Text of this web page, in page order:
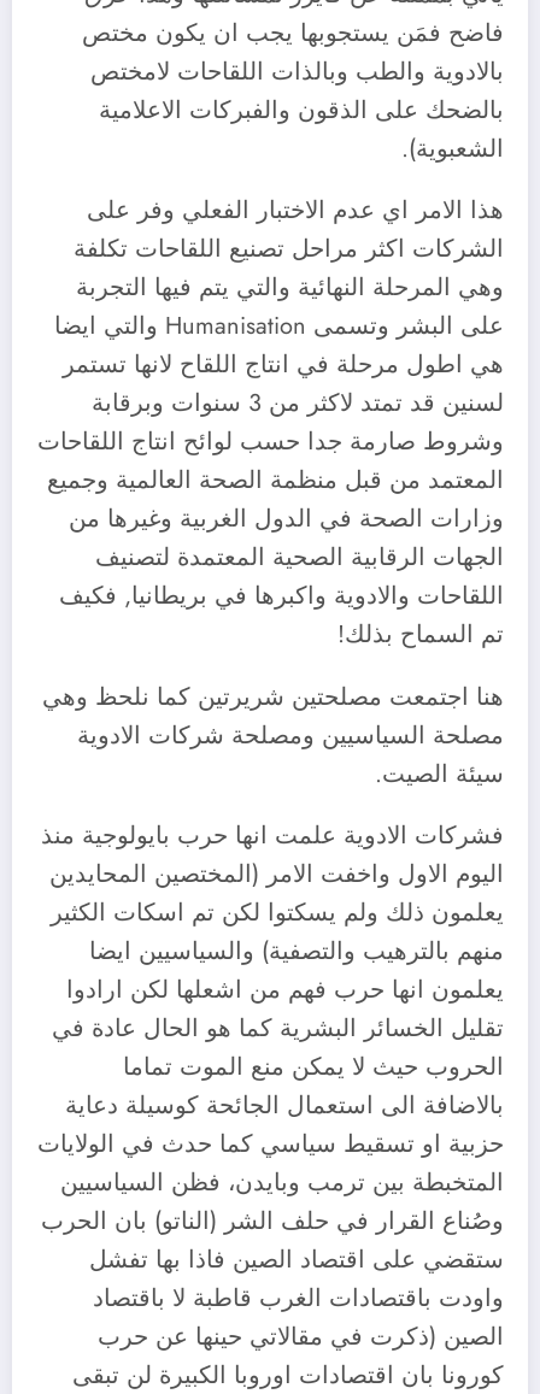
فاضح فمَن يستجوبها يجب ان يكون مختص
بالادوية والطب وبالذات اللقاحات لامختص
بالضحك على الذقون والفبركات الاعلامية
الشعبوية).
هذا الامر اي عدم الاختبار الفعلي وفر على
الشركات اكثر مراحل تصنيع اللقاحات تكلفة
وهي المرحلة النهائية والتي يتم فيها التجربة
على البشر وتسمى Humanisation والتي ايضا
هي اطول مرحلة في انتاج اللقاح لانها تستمر
لسنين قد تمتد لاكثر من 3 سنوات وبرقابة
وشروط صارمة جدا حسب لوائح انتاج اللقاحات
المعتمد من قبل منظمة الصحة العالمية وجميع
وزارات الصحة في الدول الغربية وغيرها من
الجهات الرقابية الصحية المعتمدة لتصنيف
اللقاحات والادوية واكبرها في بريطانيا, فكيف
تم السماح بذلك!
هنا اجتمعت مصلحتين شريرتين كما نلحظ وهي
مصلحة السياسيين ومصلحة شركات الادوية
سيئة الصيت.
فشركات الادوية علمت انها حرب بايولوجية منذ
اليوم الاول واخفت الامر (المختصين المحايدين
يعلمون ذلك ولم يسكتوا لكن تم اسكات الكثير
منهم بالترهيب والتصفية) والسياسيين ايضا
يعلمون انها حرب فهم من اشعلها لكن ارادوا
تقليل الخسائر البشرية كما هو الحال عادة في
الحروب حيث لا يمكن منع الموت تماما
بالاضافة الى استعمال الجائحة كوسيلة دعاية
حزبية او تسقيط سياسي كما حدث في الولايات
المتخبطة بين ترمب وبايدن، فظن السياسيين
وصُناع القرار في حلف الشر (الناتو) بان الحرب
ستقضي على اقتصاد الصين فاذا بها تفشل
واودت باقتصادات الغرب قاطبة لا باقتصاد
الصين (ذكرت في مقالاتي حينها عن حرب
كورونا بان اقتصادات اوروبا الكبيرة لن تبقى